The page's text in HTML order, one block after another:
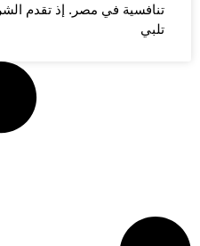
تنافسية في مصر. إذ تقدم
تلبي